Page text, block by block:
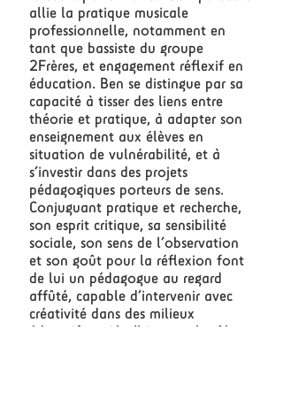
allie la pratique musicale
professionnelle, notamment en
tant que bassiste du groupe
2Frères, et engagement réflexif en
éducation. Ben se distingue par sa
capacité à tisser des liens entre
théorie et pratique, à adapter son
enseignement aux élèves en
situation de vulnérabilité, et à
s’investir dans des projets
pédagogiques porteurs de sens.
Conjuguant pratique et recherche,
son esprit critique, sa sensibilité
sociale, son sens de l’observation
et son goût pour la réflexion font
de lui un pédagogue au regard
affûté, capable d’intervenir avec
créativité dans des milieux